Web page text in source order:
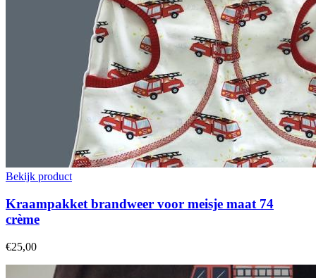
Bekijk product
Kraampakket brandweer voor meisje maat 74
crème
€25,00